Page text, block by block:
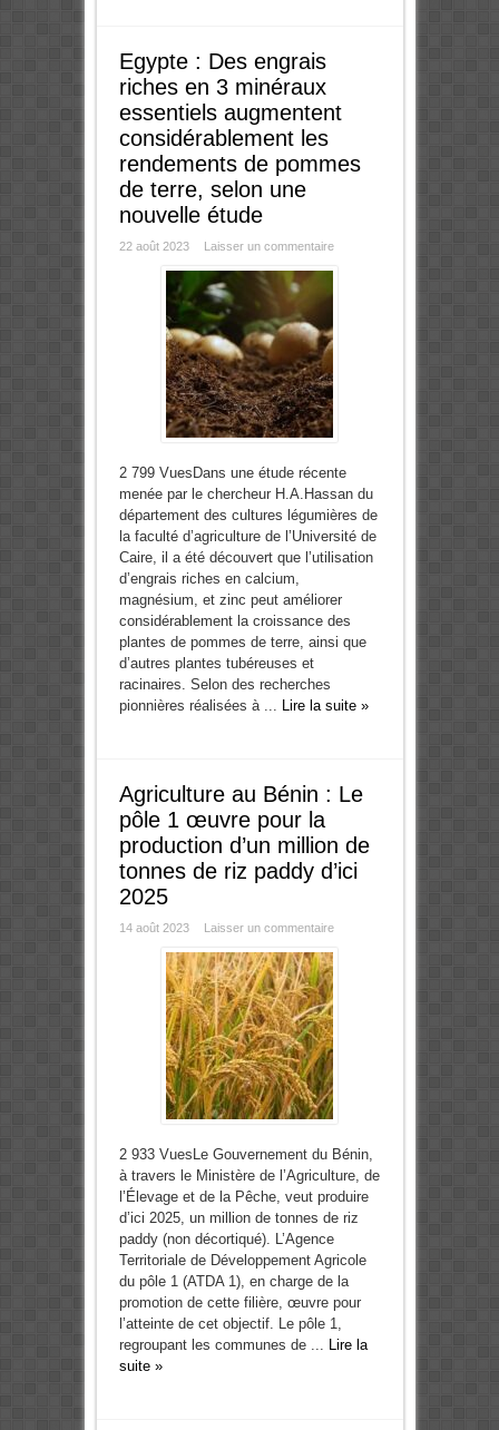
Egypte : Des engrais
riches en 3 minéraux
essentiels augmentent
considérablement les
rendements de pommes
de terre, selon une
nouvelle étude
22 août 2023 Laisser un commentaire
2 799 VuesDans une étude récente
menée par le chercheur H.A.Hassan du
département des cultures légumières de
la faculté d’agriculture de l’Université de
Caire, il a été découvert que l’utilisation
d’engrais riches en calcium,
magnésium, et zinc peut améliorer
considérablement la croissance des
plantes de pommes de terre, ainsi que
d’autres plantes tubéreuses et
racinaires. Selon des recherches
pionnières réalisées à ... Lire la suite »
Agriculture au Bénin : Le
pôle 1 œuvre pour la
production d’un million de
tonnes de riz paddy d’ici
2025
14 août 2023 Laisser un commentaire
2 933 VuesLe Gouvernement du Bénin,
à travers le Ministère de l’Agriculture, de
l’Élevage et de la Pêche, veut produire
d’ici 2025, un million de tonnes de riz
paddy (non décortiqué). L’Agence
Territoriale de Développement Agricole
du pôle 1 (ATDA 1), en charge de la
promotion de cette filière, œuvre pour
l’atteinte de cet objectif. Le pôle 1,
regroupant les communes de ... Lire la
suite »